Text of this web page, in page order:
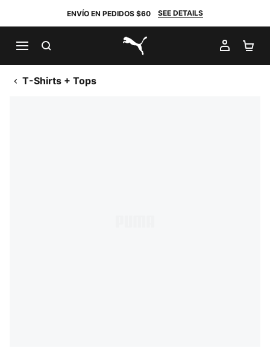
ENVÍO EN PEDIDOS $60 SEE DETAILS
PUMA.com
MI
T-Shirts + Tops